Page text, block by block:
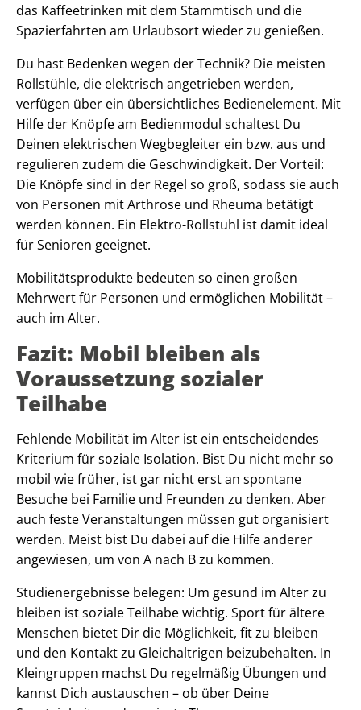
das Kaffeetrinken mit dem Stammtisch und die
Spazierfahrten am Urlaubsort wieder zu genießen.
Du hast Bedenken wegen der Technik? Die meisten
Rollstühle, die elektrisch angetrieben werden,
verfügen über ein übersichtliches Bedienelement. Mit
Hilfe der Knöpfe am Bedienmodul schaltest Du
Deinen elektrischen Wegbegleiter ein bzw. aus und
regulieren zudem die Geschwindigkeit. Der Vorteil:
Die Knöpfe sind in der Regel so groß, sodass sie auch
von Personen mit Arthrose und Rheuma betätigt
werden können. Ein Elektro-Rollstuhl ist damit ideal
für Senioren geeignet.
Mobilitätsprodukte bedeuten so einen großen
Mehrwert für Personen und ermöglichen Mobilität –
auch im Alter.
Fazit: Mobil bleiben als
Voraussetzung sozialer
Teilhabe
Fehlende Mobilität im Alter ist ein entscheidendes
Kriterium für soziale Isolation. Bist Du nicht mehr so
mobil wie früher, ist gar nicht erst an spontane
Besuche bei Familie und Freunden zu denken. Aber
auch feste Veranstaltungen müssen gut organisiert
werden. Meist bist Du dabei auf die Hilfe anderer
angewiesen, um von A nach B zu kommen.
Studienergebnisse belegen: Um gesund im Alter zu
bleiben ist soziale Teilhabe wichtig. Sport für ältere
Menschen bietet Dir die Möglichkeit, fit zu bleiben
und den Kontakt zu Gleichaltrigen beizubehalten. In
Kleingruppen machst Du regelmäßig Übungen und
kannst Dich austauschen – ob über Deine